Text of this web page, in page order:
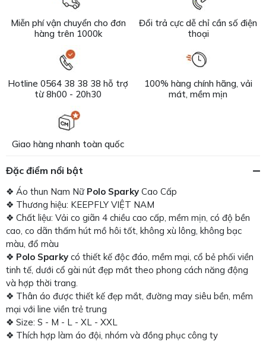
Miễn phí vận chuyển cho đơn
hàng trên 1000k
Đổi trả cực dễ chỉ cần số điện
thoại
Hotline 0564 38 38 38 hỗ trợ
từ 8h00 - 20h30
100% hàng chính hãng, vải
mát, mềm mịn
Giao hàng nhanh toàn quốc
Đặc điểm nổi bật
❖ Áo thun Nam Nữ Polo Sparky Cao Cấp
❖ Thương hiệu: KEEPFLY VIỆT NAM
❖ Chất liệu: Vải co giãn 4 chiều cao cấp, mềm mịn, có độ bền
cao, co dãn thấm hút mồ hôi tốt, không xù lông, không bạc
màu, đổ màu
❖ Polo Sparky có thiết kế độc đáo, mềm mại, cổ bẻ phối viền
tinh tế, dưới cổ gài nút đẹp mắt theo phong cách năng động
và hợp thời trang.
❖ Thân áo được thiết kế đẹp mắt, đường may siêu bền, mềm
mại với line viền trẻ trung
❖ Size: S - M - L - XL - XXL
❖ Thích hợp làm áo đội, nhóm và đồng phục công ty